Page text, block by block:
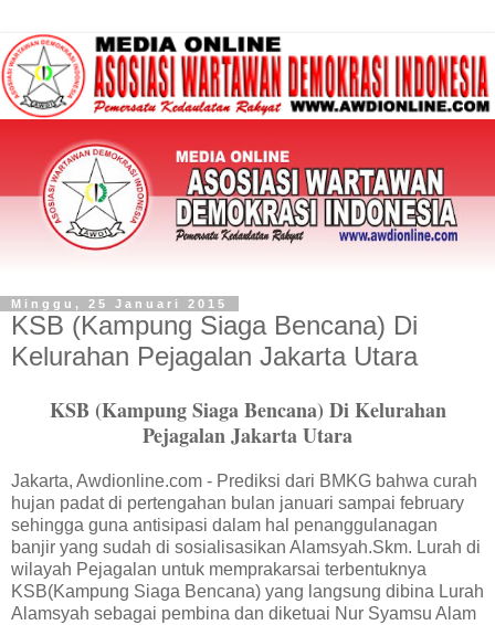
Minggu, 25 Januari 2015
KSB (Kampung Siaga Bencana) Di
Kelurahan Pejagalan Jakarta Utara
KSB (Kampung Siaga Bencana) Di Kelurahan
Pejagalan Jakarta Utara
Jakarta, Awdionline.com - Prediksi dari BMKG bahwa curah
hujan padat di pertengahan bulan januari sampai february
sehingga guna antisipasi dalam hal penanggulanagan
banjir yang sudah di sosialisasikan Alamsyah.Skm. Lurah di
wilayah Pejagalan untuk memprakarsai terbentuknya
KSB(Kampung Siaga Bencana) yang langsung dibina Lurah
Alamsyah sebagai pembina dan diketuai Nur Syamsu Alam